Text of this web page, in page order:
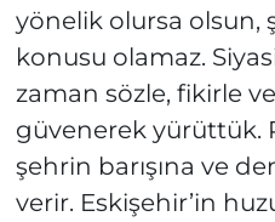
yönelik olursa olsun,
konusu olamaz.
zaman sözle, fikirle
güvenerek yürüttük.
şehrin barışına ve
verir. Eskişehir’in